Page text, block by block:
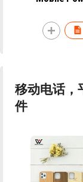
移动电话，
件